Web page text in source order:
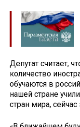
Депутат считает,
количество
обучаются в
нашей стране
стран мира,